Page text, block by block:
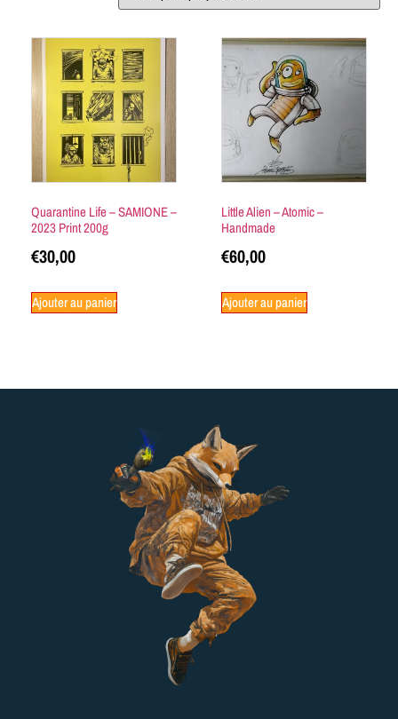
Quarantine Life – SAMIONE –
2023 Print 200g
€30,00
Ajouter au panier
Little Alien – Atomic –
Handmade
€60,00
Ajouter au panier